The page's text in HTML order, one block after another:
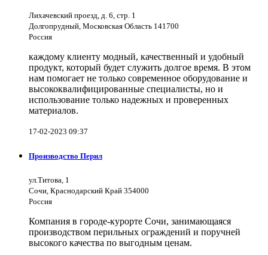
Лихачевский проезд, д. 6, стр. 1
Долгопрудный, Московская Область 141700
Россия
каждому клиенту модный, качественный и удобный
продукт, который будет служить долгое время. В этом
нам помогает не только современное оборудование и
высококвалифицированные специалисты, но и
использование только надежных и проверенных
материалов.
17-02-2023 09:37
Производство Перил
ул.Титова, 1
Сочи, Краснодарский Край 354000
Россия
Компания в городе-курорте Сочи, занимающаяся
производством перильных ограждений и поручней
высокого качества по выгодным ценам.